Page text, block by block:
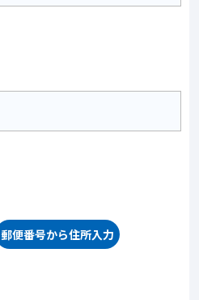
郵便番号から住所入力